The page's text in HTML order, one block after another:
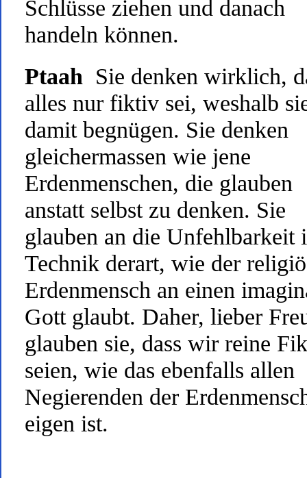
Schlüsse ziehen und danach
handeln können.
Ptaah Sie denken wirklich,
alles nur fiktiv sei, weshalb
damit begnügen. Sie denken
gleichermassen wie jene
Erdenmenschen, die glauben
anstatt selbst zu denken. Sie
glauben an die Unfehlbarkeit
Technik derart, wie der
Erdenmensch an einen
Gott glaubt. Daher, lieber
glauben sie, dass wir reine
seien, wie das ebenfalls allen
Negierenden der
eigen ist.